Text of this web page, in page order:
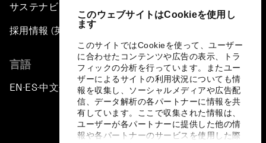
このウェブサイトはCookieを使用し
ます
このサイトではCookieを使って、ユーザー
に合わせたコンテンツや広告の表示、トラ
フィックの分析を行っています。またユー
ザーによるサイトの利用状況についても情
報を収集し、ソーシャルメディアや広告配
信、データ解析の各パートナーに情報を共
有しています。ここで収集された情報は、
ユーザーが各パートナーに提供した他の情
報や各パートナーのサービスを使用した際
サステナビリティへの取り組み
採用情報 (英語のみ)
言語
EN ▪ES▪中文▪ 日本語